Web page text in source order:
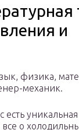
и
физика,
механик.
уникальная
о